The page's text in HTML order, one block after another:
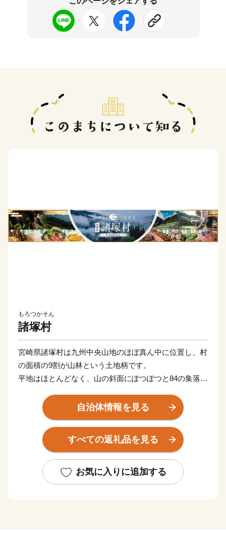
もろつかそん
諸塚村
宮崎県諸塚村は九州中央山地のほぼ真ん中に位置し、村
の面積の9割が山林という土地柄です。
平地はほとんどなく、山の斜面にぽつぽつと84の集落が
「林業立村」をスローガンに、山を守り、森林を創り、
自然と共生しつつ、森の恵みを受けながらむらづくりを
勧めており、平成27年12月世界農業遺産に認定いただ
きました。
【世界農業遺産】への取組と自然環境・森林の保全
自治体情報を見る
すべての返礼品を見る
お気に入りに追加する